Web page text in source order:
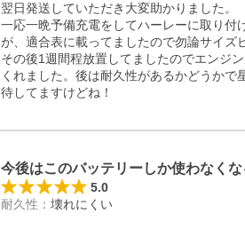
翌日発送していただき大変助かりました。
一応一晩予備充電をしてハーレーに取り付
が、適合表に載ってましたので勿論サイズ
その後1週間程放置してましたのでエンジ
くれました。後は耐久性があるかどうか
待してますけどね！
今後はこのバッテリーしか使わなくな
5.0
耐久性 ： 壊れにくい